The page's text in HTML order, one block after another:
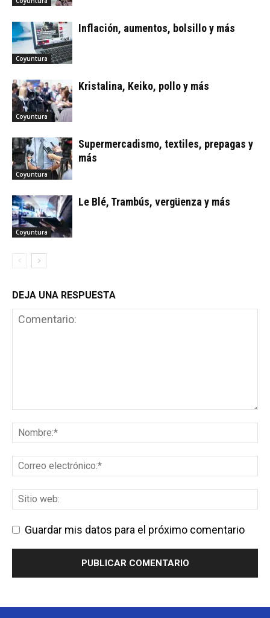
Coyuntura
Inflación, aumentos, bolsillo y más
Coyuntura
Kristalina, Keiko, pollo y más
Coyuntura
Supermercadismo, textiles, prepagas y
más
Coyuntura
Le Blé, Trambús, vergüenza y más
DEJA UNA RESPUESTA
Guardar mis datos para el próximo comentario